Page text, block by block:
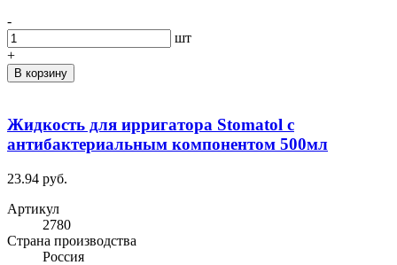
-
шт
+
В корзину
Жидкость для ирригатора Stomatol с
антибактериальным компонентом 500мл
23.94 руб.
Артикул
2780
Cтрана производства
Россия